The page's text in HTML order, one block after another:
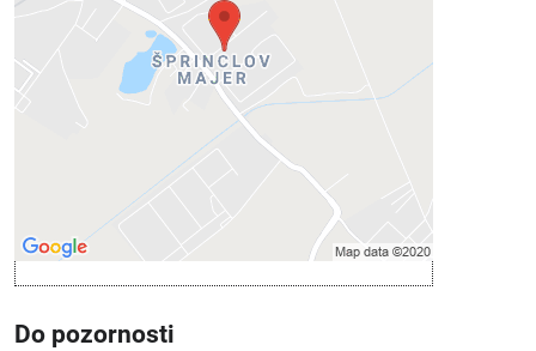
Prajete si načítať externý obsah?
Povoliť tentokrát
Povoliť a zapamätať - súhlas s druhom
cookie: Funkčné
Otvoriť obsah v novom okne
Do pozornosti